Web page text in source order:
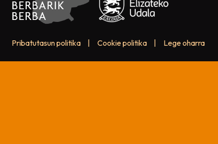
Pribatutasun politika Cookie politika Lege oharra